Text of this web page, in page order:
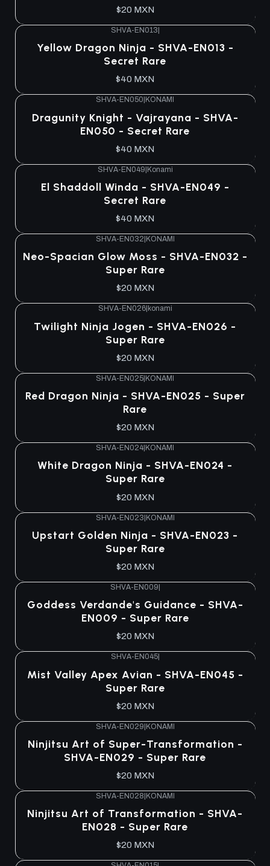
$20 MXN
SHVA-EN013
Yellow Dragon Ninja - SHVA-EN013 -
Secret Rare
$40 MXN
SHVA-EN050 KONAMI
Dragunity Knight - Vajrayana - SHVA-
EN050 - Secret Rare
$40 MXN
SHVA-EN049|Konami
El Shaddoll Winda - SHVA-EN049 -
Secret Rare
$40 MXN
SHVA-EN032 KONAMI
Neo-Spacian Glow Moss - SHVA-EN032 -
Super Rare
$20 MXN
SHVA-EN026| konami
Twilight Ninja Jogen - SHVA-EN026 -
Super Rare
$20 MXN
SHVA-EN025|KONAMI
Red Dragon Ninja - SHVA-EN025 - Super
Rare
$20 MXN
SHVA-EN024 KONAMI
White Dragon Ninja - SHVA-EN024 -
Super Rare
$20 MXN
SHVA-EN023|KONAMI
Upstart Golden Ninja - SHVA-EN023 -
Super Rare
$20 MXN
SHVA-EN009
Goddess Verdande's Guidance - SHVA-
EN009 - Super Rare
$20 MXN
SHVA-EN045|
Mist Valley Apex Avian - SHVA-EN045 -
Super Rare
$20 MXN
SHVA-EN029|KONAMI
Ninjitsu Art of Super-Transformation -
SHVA-EN029 - Super Rare
$20 MXN
SHVA-EN028 KONAMI
Ninjitsu Art of Transformation - SHVA-
EN028 - Super Rare
$20 MXN